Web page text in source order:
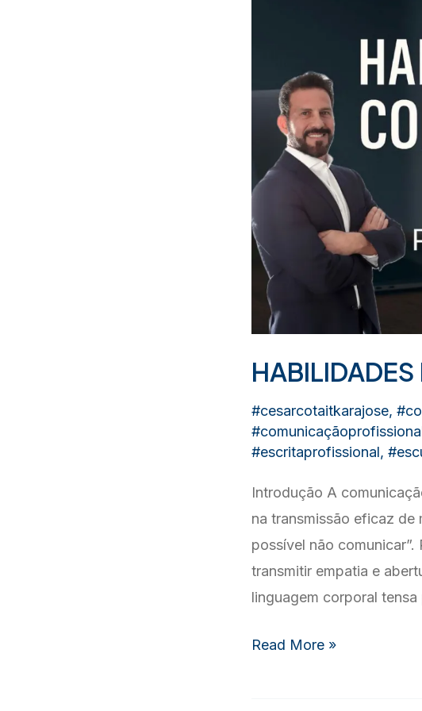
#cesarcotaitkarajose,
#escritaprofissional,
Introdução A
na transmissão eficaz de
possível não
transmitir empatia e
linguagem corporal
HABILIDADES
Read More »